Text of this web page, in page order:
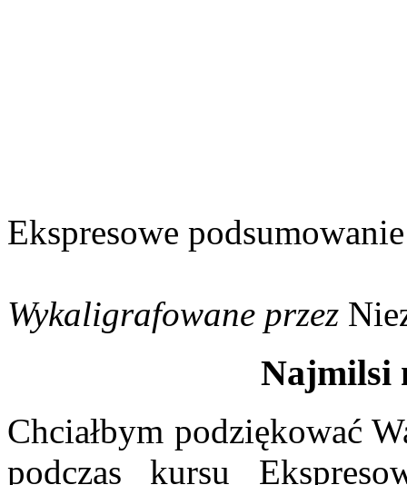
Ekspresowe podsumowanie
Wykaligrafowane przez
Najmilsi
Chciałbym podziękować
podczas kursu